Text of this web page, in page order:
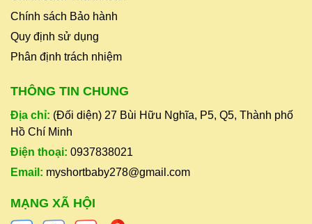
Chính sách Bảo hành
Quy định sử dụng
Phân định trách nhiệm
THÔNG TIN CHUNG
Địa chỉ: (Đối diện) 27 Bùi Hữu Nghĩa, P5, Q5, Thành phố
Hồ Chí Minh
Điện thoại: 0937838021
Email: myshortbaby278@gmail.com
MẠNG XÃ HỘI